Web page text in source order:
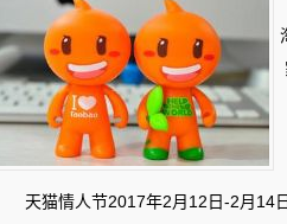
天猫情人节2017年2月12日-2月14日